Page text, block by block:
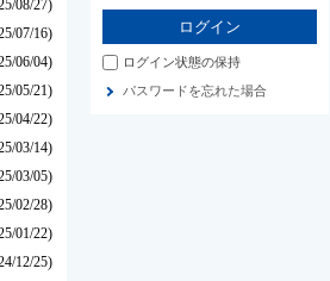
08/27)
07/16)
06/04)
05/21)
04/22)
03/14)
03/05)
02/28)
01/22)
12/25)
ログイン状態の保持
パスワードを忘れた場合